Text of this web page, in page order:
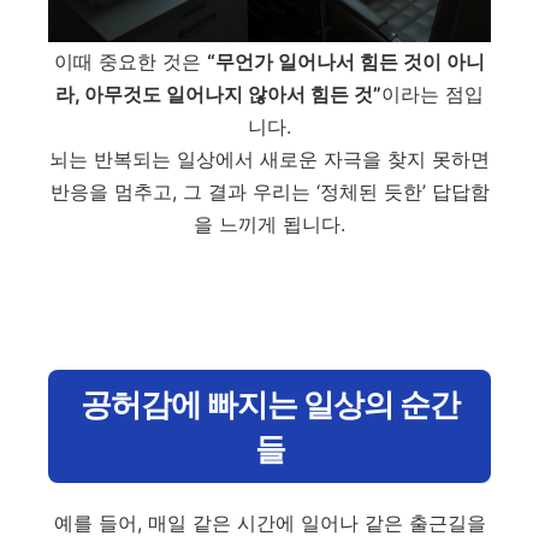
이때 중요한 것은 “무언가 일어나서 힘든 것이 아니
라, 아무것도 일어나지 않아서 힘든 것”이라는 점입
니다.
뇌는 반복되는 일상에서 새로운 자극을 찾지 못하면
반응을 멈추고, 그 결과 우리는 ‘정체된 듯한’ 답답함
을 느끼게 됩니다.
공허감에 빠지는 일상의 순간
들
예를 들어, 매일 같은 시간에 일어나 같은 출근길을